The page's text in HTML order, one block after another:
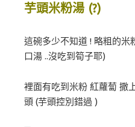
芋頭米粉湯 (?)
這碗多少不知道 ! 略粗的米
口湯 ..沒吃到筍子耶)
裡面有吃到米粉 紅蘿蔔 撒
頭 (芋頭控別錯過 )